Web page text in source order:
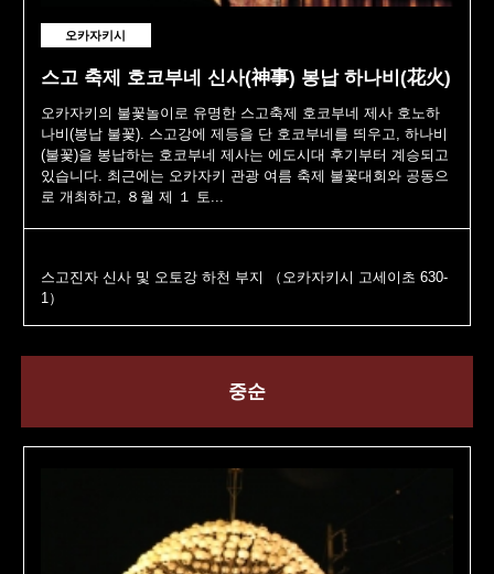
오카자키시
스고 축제 호코부네 신사(神事) 봉납 하나비(花火)
오카자키의 불꽃놀이로 유명한 스고축제 호코부네 제사 호노하
나비(봉납 불꽃). 스고강에 제등을 단 호코부네를 띄우고, 하나비
(불꽃)을 봉납하는 호코부네 제사는 에도시대 후기부터 계승되고
있습니다. 최근에는 오카자키 관광 여름 축제 불꽃대회와 공동으
로 개최하고, ８월 제 １ 토...
스고진자 신사 및 오토강 하천 부지 （오카자키시 고세이초 630-
1）
중순